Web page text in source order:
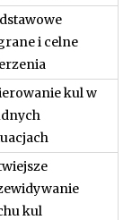
i celne
kul w
kul